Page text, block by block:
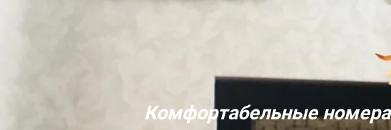
Комфортабельные номера